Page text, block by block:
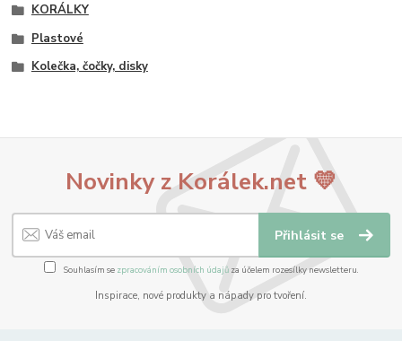
KORÁLKY
Plastové
Kolečka, čočky, disky
Novinky z Korálek.net 💛
Přihlásit se
Souhlasím se zpracováním osobních údajůza účelem rozesílky newsletteru.
Inspirace, nové produkty a nápady pro tvoření.